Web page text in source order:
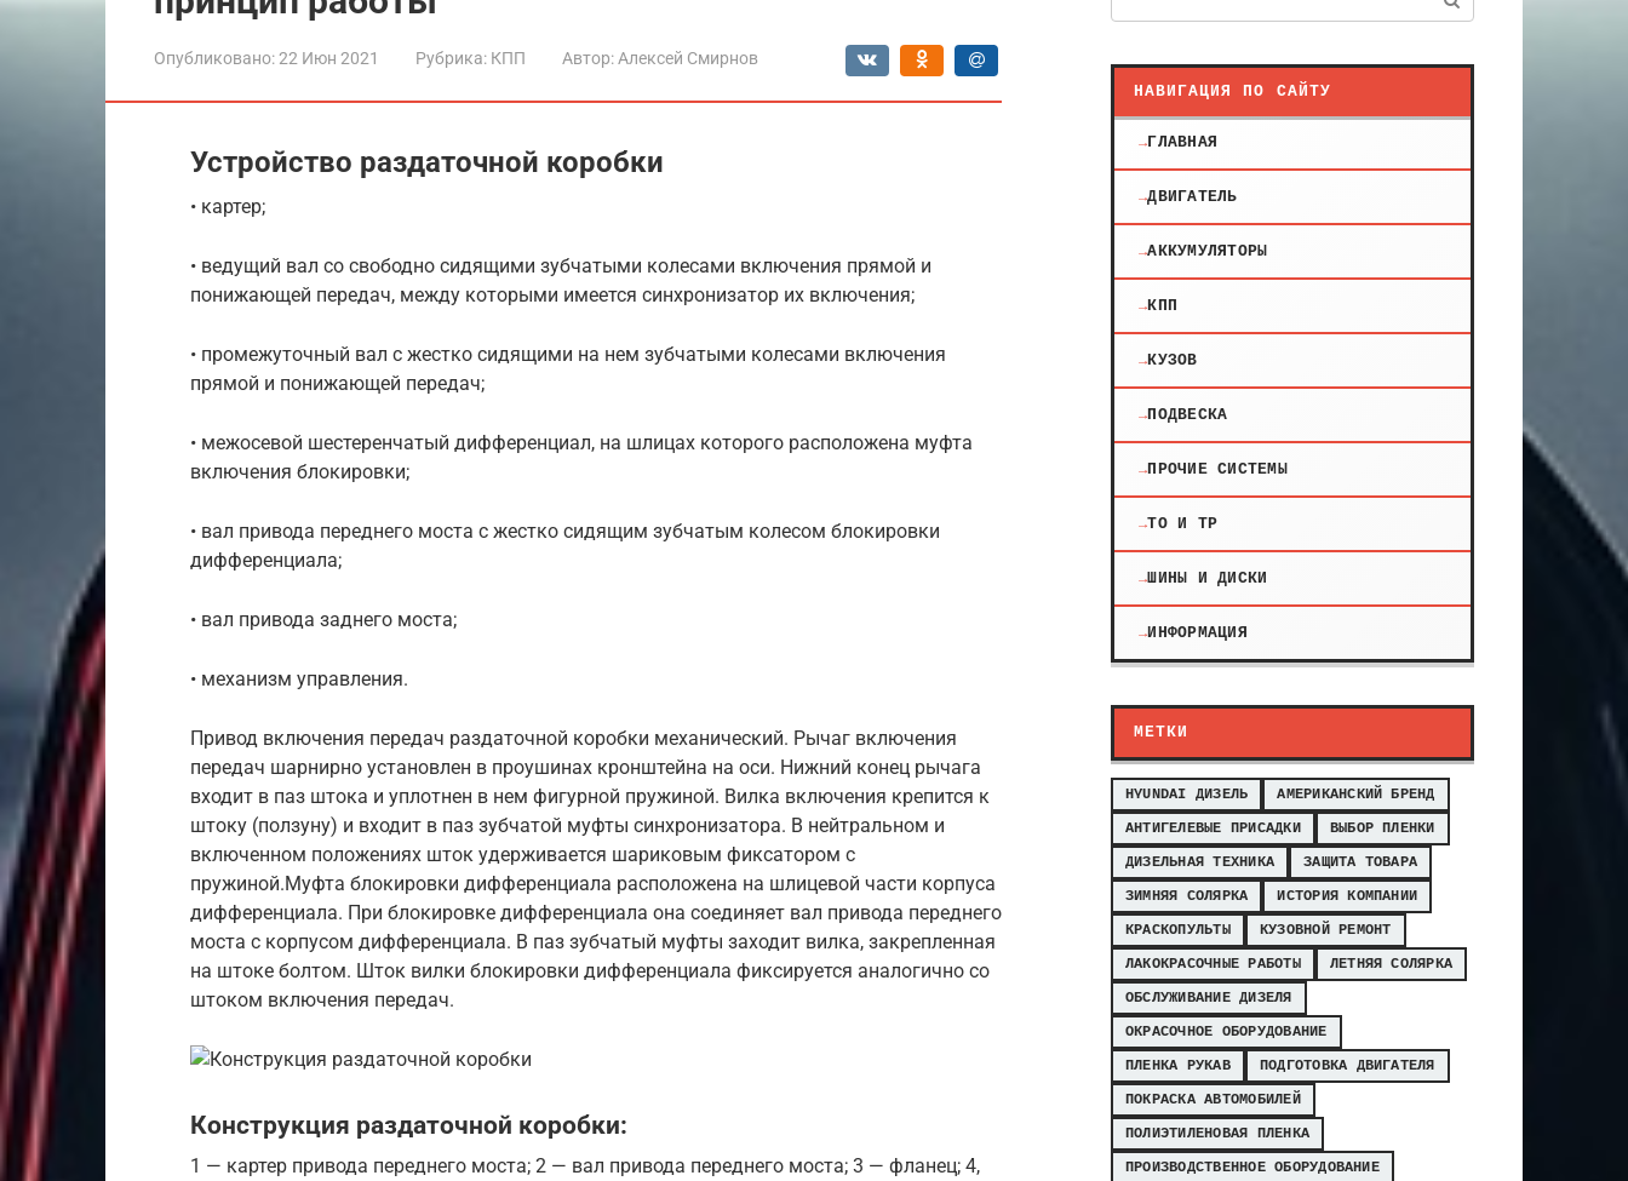
Опубликовано:22 Июн 2021 Рубрика: КПП Автор: Алексей Смирнов
Устройство раздаточной коробки
• картер;
• ведущий вал со свободно сидящими зубчатыми колесами включения прямой и
понижающей передач, между которыми имеется синхронизатор их включения;
• промежуточный вал с жестко сидящими на нем зубчатыми колесами включения
прямой и понижающей передач;
• межосевой шестеренчатый дифференциал, на шлицах которого расположена муфта
включения блокировки;
• вал привода переднего моста с жестко сидящим зубчатым колесом блокировки
дифференциала;
• вал привода заднего моста;
• механизм управления.
Привод включения передач раздаточной коробки механический. Рычаг включения
передач шарнирно установлен в проушинах кронштейна на оси. Нижний конец рычага
входит в паз штока и уплотнен в нем фигурной пружиной. Вилка включения крепится к
штоку (ползуну) и входит в паз зубчатой муфты синхронизатора. В нейтральном и
включенном положениях шток удерживается шариковым фиксатором с
пружиной.Муфта блокировки дифференциала расположена на шлицевой части корпуса
дифференциала. При блокировке дифференциала она соединяет вал привода переднего
моста с корпусом дифференциала. В паз зубчатый муфты заходит вилка, закрепленная
на штоке болтом. Шток вилки блокировки дифференциала фиксируется аналогично со
штоком включения передач.
Конструкция раздаточной коробки:
1 — картер привода переднего моста; 2 — вал привода переднего моста; 3 — фланец; 4,
НАВИГАЦИЯ ПО САЙТУ
ГЛАВНАЯ
ДВИГАТЕЛЬ
АККУМУЛЯТОРЫ
КПП
КУЗОВ
ПОДВЕСКА
ПРОЧИЕ СИСТЕМЫ
ТО И ТР
ШИНЫ И ДИСКИ
ИНФОРМАЦИЯ
МЕТКИ
HYUNDAI ДИЗЕЛЬ
АМЕРИКАНСКИЙ БРЕНД
АНТИГЕЛЕВЫЕ ПРИСАДКИ
ВЫБОР ПЛЕНКИ
ДИЗЕЛЬНАЯ ТЕХНИКА
ЗАЩИТА ТОВАРА
ЗИМНЯЯ СОЛЯРКА
ИСТОРИЯ КОМПАНИИ
КРАСКОПУЛЬТЫ
КУЗОВНОЙ РЕМОНТ
ЛАКОКРАСОЧНЫЕ РАБОТЫ
ЛЕТНЯЯ СОЛЯРКА
ОБСЛУЖИВАНИЕ ДИЗЕЛЯ
ОКРАСОЧНОЕ ОБОРУДОВАНИЕ
ПЛЕНКА РУКАВ
ПОДГОТОВКА ДВИГАТЕЛЯ
ПОКРАСКА АВТОМОБИЛЕЙ
ПОЛИЭТИЛЕНОВАЯ ПЛЕНКА
ПРОИЗВОДСТВЕННОЕ ОБОРУДОВАНИЕ